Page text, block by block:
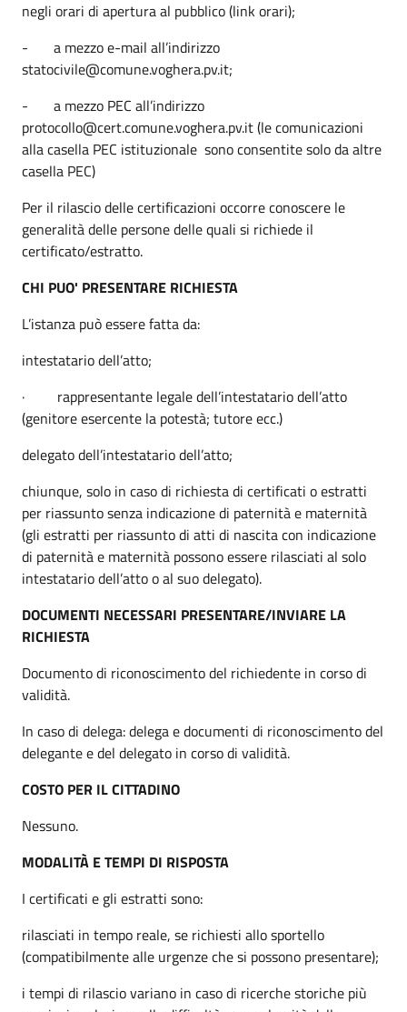
negli orari di apertura al pubblico (link orari);
- a mezzo e-mail all’indirizzo
statocivile@comune.voghera.pv.it;
- a mezzo PEC all’indirizzo
protocollo@cert.comune.voghera.pv.it (le comunicazioni
alla casella PEC istituzionale sono consentite solo da altre
casella PEC)
Per il rilascio delle certificazioni occorre conoscere le
generalità delle persone delle quali si richiede il
certificato/estratto.
CHI PUO' PRESENTARE RICHIESTA
L’istanza può essere fatta da:
intestatario dell’atto;
· rappresentante legale dell’intestatario dell’atto
(genitore esercente la potestà; tutore ecc.)
delegato dell’intestatario dell’atto;
chiunque, solo in caso di richiesta di certificati o estratti
per riassunto senza indicazione di paternità e maternità
(gli estratti per riassunto di atti di nascita con indicazione
di paternità e maternità possono essere rilasciati al solo
intestatario dell’atto o al suo delegato).
DOCUMENTI NECESSARI PRESENTARE/INVIARE LA
RICHIESTA
Documento di riconoscimento del richiedente in corso di
validità.
In caso di delega: delega e documenti di riconoscimento del
delegante e del delegato in corso di validità.
COSTO PER IL CITTADINO
Nessuno.
MODALITÀ E TEMPI DI RISPOSTA
I certificati e gli estratti sono:
rilasciati in tempo reale, se richiesti allo sportello
(compatibilmente alle urgenze che si possono presentare);
i tempi di rilascio variano in caso di ricerche storiche più